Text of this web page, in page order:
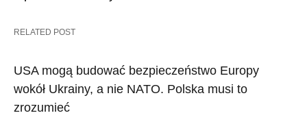
RELATED POST
USA mogą budować bezpieczeństwo Europy
wokół Ukrainy, a nie NATO. Polska musi to
zrozumieć